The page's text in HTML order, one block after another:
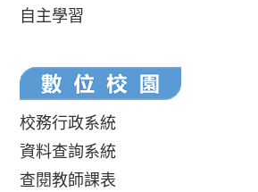
自主學習
校務行政系統
資料查詢系統
查閱教師課表